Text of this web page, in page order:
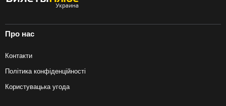
Про нас
Контакти
Політика конфіденційності
Користувацька угода